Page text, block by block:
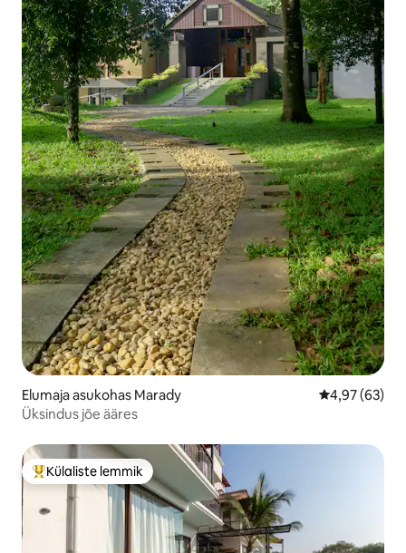
Elumaja asukohas Marady Keskmine
4,97 (63)
Üksindus jõe ääres
Külaliste suur lemmik
Külaliste lemmik